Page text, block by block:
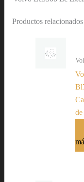
Productos relacionados
de